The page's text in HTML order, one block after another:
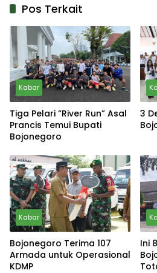
Pos Terkait
Kabar
Tiga Pelari “River Run” Asal
Prancis Temui Bupati
Bojonegoro
3
Kabar
Bojonegoro Terima 107
Armada untuk Operasional
KDMP
Ini